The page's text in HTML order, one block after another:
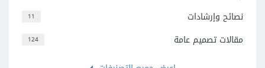
11 نصائح وإرشادات
124
مقالات تصميم عامة